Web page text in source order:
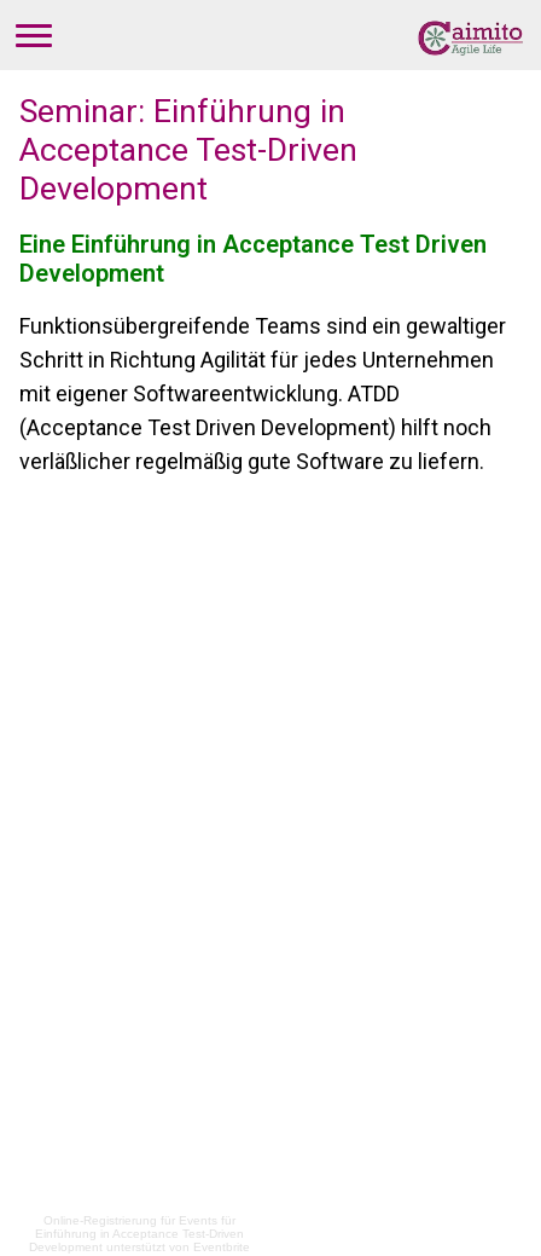
Seminar: Einführung in
Acceptance Test-Driven
Development
Eine Einführung in Acceptance Test Driven
Development
Funktionsübergreifende Teams sind ein gewaltiger
Schritt in Richtung Agilität für jedes Unternehmen
mit eigener Softwareentwicklung. ATDD
(Acceptance Test Driven Development) hilft noch
verläßlicher regelmäßig gute Software zu liefern.
Online-Registrierung für Events für
Einführung in Acceptance Test-Driven
Development
unterstützt von Eventbrite